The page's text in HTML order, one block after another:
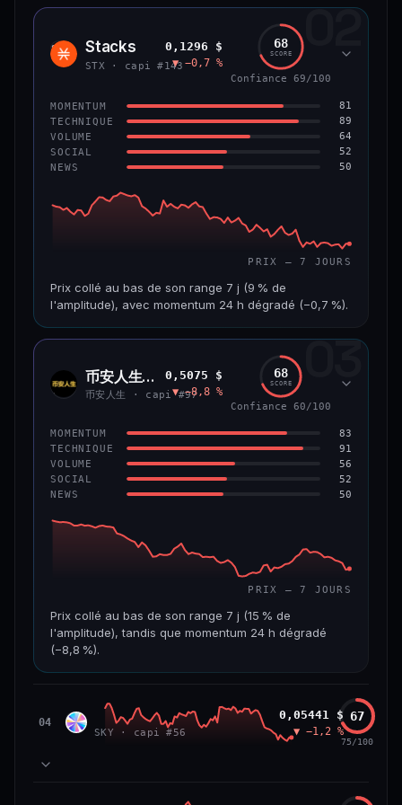
CAP. MARCHÉ VOLUME 24 H
VAR. 7 J VAR. 30 J
−9,9 %
VS ATH
−55,9 %
CONFIANCE 66/100
02
STX Stacks
STX · capi #143
0,1296 $
▼ −0,7 %
68
SCORE
Confiance 69/100
MOMENTUM 81
TECHNIQUE 89
VOLUME 64
SOCIAL 52
NEWS 50
PRIX — 7 JOURS
Prix collé au bas de son range 7 j (9 % de
l'amplitude), avec momentum 24 h dégradé (−0,7 %).
CAP. MARCHÉ VOLUME 24 H
VAR. 7 J VAR. 30 J
−22,2 %
VS ATH
−96,6 %
RANG CAPI.
#143
CONFIANCE 69/100
03
币安
人生
币安人生 (BinanceLife)
币安人生 · capi #97
0,5075 $
▼ −8,8 %
68
SCORE
Confiance 60/100
MOMENTUM 83
TECHNIQUE 91
VOLUME 56
SOCIAL 52
NEWS 50
PRIX — 7 JOURS
Prix collé au bas de son range 7 j (15 % de
l'amplitude), tandis que momentum 24 h dégradé
(−8,8 %).
508 M$ 8,7 M$
VAR. 7 J VAR. 30 J
04 SKY Sky
SKY · capi #56
0,05441 $
▼ −1,2 %
67
75/100
78